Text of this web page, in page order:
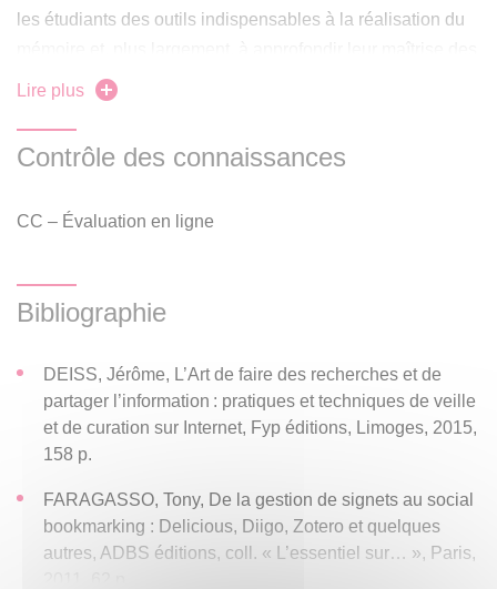
les étudiants des outils indispensables à la réalisation du
compétences informationnelles, désormais indispensables
la recherche documentaires, de découvrir les bonnes
revoir les attentes en matière de normes de présentation
d’un mémoire universitaire et d’une bibliographie, de se
de texte). Par ailleurs, ils découvriront l’outil de gestion
bibliographique Zotero. Le cours est prolongé par une
formation en ligne (plateforme e-campus), abordant
notamment les questions du droit d’auteur et à l’image, la
gestion des corpus iconographiques et les enjeux de
l’identité numérique du chercheur.
Lire plus
Contrôle des connaissances
CC – Évaluation en ligne
Bibliographie
DEISS, Jérôme, L’Art de faire des recherches et de
partager l’information : pratiques et techniques de veille
et de curation sur Internet, Fyp éditions, Limoges, 2015,
158 p.
FARAGASSO, Tony, De la gestion de signets au social
bookmarking : Delicious, Diigo, Zotero et quelques
autres, ADBS éditions, coll. « L’essentiel sur… », Paris,